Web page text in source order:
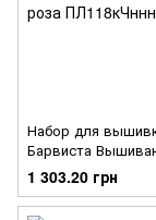
Набор для
Барвиста
заготовки
вышиванки
ПЛ118кЧннннi
1 303.20 грн